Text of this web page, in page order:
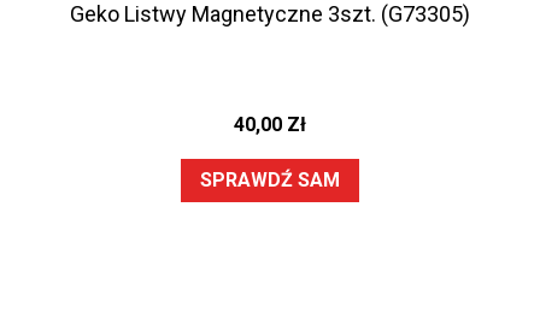
Geko Listwy Magnetyczne 3szt. (G73305)
40,00 Zł
SPRAWDŹ SAM